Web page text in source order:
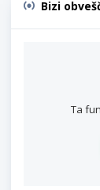
Bizi
Ta